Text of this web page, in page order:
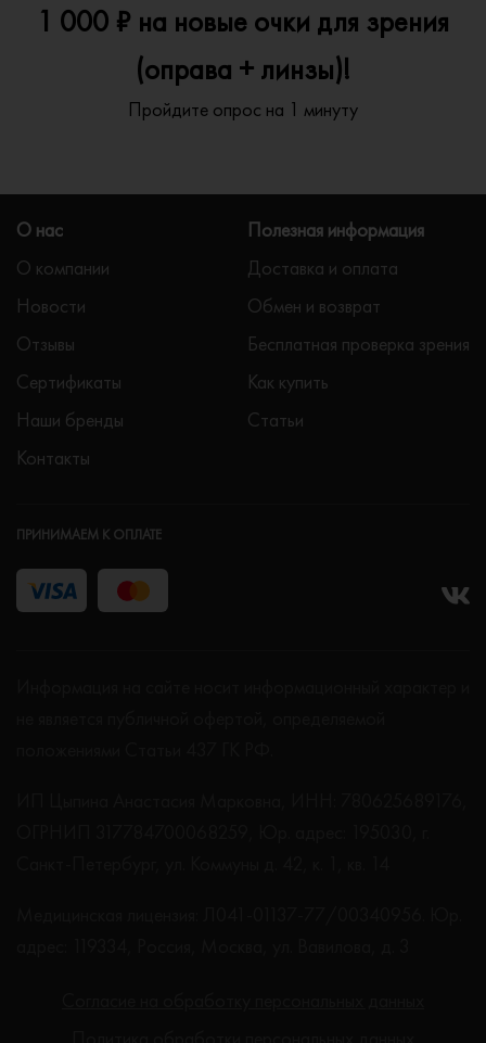
1 000 ₽ на новые очки для зрения
(оправа + линзы)!
Пройдите опрос на 1 минуту
О нас
О компании
Новости
Отзывы
Сертификаты
Наши бренды
Контакты
Полезная информация
Доставка и оплата
Обмен и возврат
Бесплатная проверка зрения
Как купить
Статьи
ПРИНИМАЕМ К ОПЛАТЕ